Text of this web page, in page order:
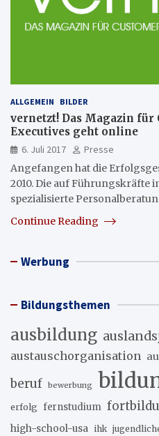
ALLGEMEIN BILDER
vernetzt! Das Magazin
Executives geht online
6. Juli 2017
Presse
Angefangen hat die
2010. Die auf Führungskräfte
spezialisierte
Continue Reading
Werbung
Bildungsthemen
ausbildung
austauschorganisation
beruf bewerbung
erfolg fernstudium
high-school-usa ihk